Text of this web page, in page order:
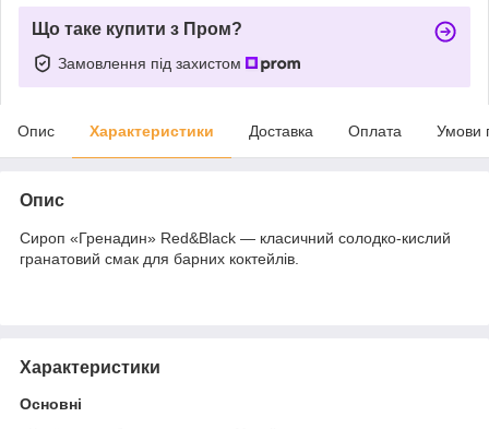
Що таке купити з Пром?
Замовлення під захистом
Опис Характеристики Доставка Оплата Умови
Опис
Сироп «Гренадин» Red&Black — класичний солодко-кислий
гранатовий смак для барних коктейлів.
Характеристики
Основні